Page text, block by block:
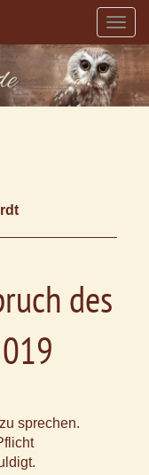
des
sprechen.